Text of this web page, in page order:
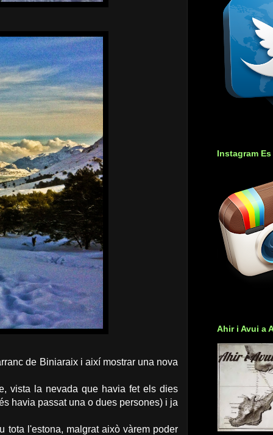
de Biniaraix i així mostrar una nova
vista la nevada que havia fet els dies
havia passat una o dues persones) i ja
tota l'estona, malgrat això vàrem poder
Instagram
Ahir i Avui a